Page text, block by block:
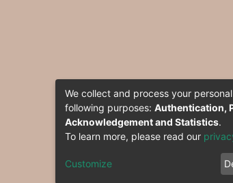
We collect and process your
following purposes: Authentication,
Acknowledgement and Statistics.
To learn more, please read our
Customize